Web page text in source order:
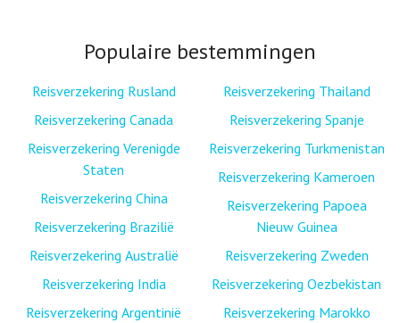
Populaire bestemmingen
Reisverzekering Rusland
Reisverzekering Canada
Reisverzekering Verenigde
Staten
Reisverzekering China
Reisverzekering Brazilië
Reisverzekering Australië
Reisverzekering India
Reisverzekering Argentinië
Reisverzekering Thailand
Reisverzekering Spanje
Reisverzekering Turkmenistan
Reisverzekering Kameroen
Reisverzekering Papoea
Nieuw Guinea
Reisverzekering Zweden
Reisverzekering Oezbekistan
Reisverzekering Marokko